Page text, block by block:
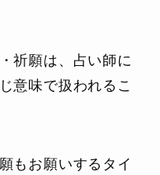
祈願は、占い師に
意味で扱われるこ
もお願いするタイ